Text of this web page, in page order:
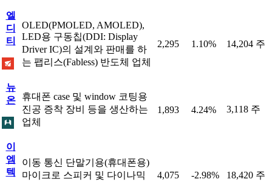
엘
디
티
OLED(PMOLED, AMOLED),
LED용 구동칩(DDI: Display
Driver IC)의 설계와 판매를 하
는 팹리스(Fabless) 반도체 업체
2,295 1.10% 14,204 주
뉴
온
휴대폰 case 및 window 코팅용
진공 증착 장비 등을 생산하는
업체
1,893 4.24% 3,118 주
이
엠
텍
이동 통신 단말기용(휴대폰용)
마이크로 스피커 및 다이나믹
4,075 -2.98% 18,420 주